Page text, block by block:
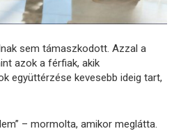
sem támaszkodott. Azzal a
azok a férfiak, akik
együttérzése kevesebb ideig tart,
– mormolta, amikor meglátta.